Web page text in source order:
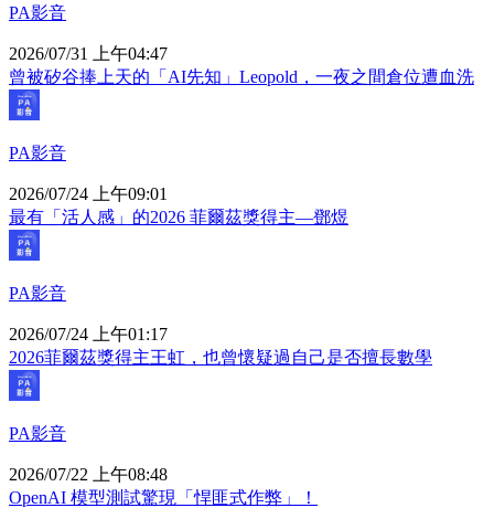
PA影音
2026/07/31 上午04:47
曾被矽谷捧上天的「AI先知」Leopold，一夜之間倉位遭血洗
PA影音
2026/07/24 上午09:01
最有「活人感」的2026 菲爾茲獎得主—鄧煜
PA影音
2026/07/24 上午01:17
2026菲爾茲獎得主王虹，也曾懷疑過自己是否擅長數學
PA影音
2026/07/22 上午08:48
OpenAI 模型測試驚現「悍匪式作弊」！